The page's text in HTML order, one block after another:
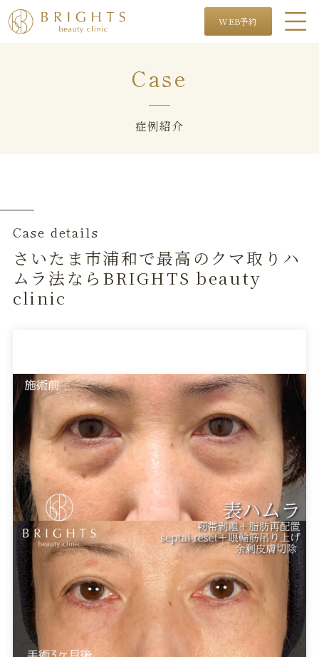
WEB予約
Case
症例紹介
Case details
さいたま市浦和で最高のクマ取りハ
ムラ法ならBRIGHTS beauty
clinic